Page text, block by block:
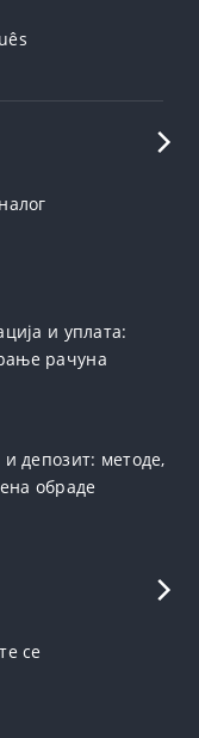
и уплата:
рачуна
депозит: методе,
обраде
се